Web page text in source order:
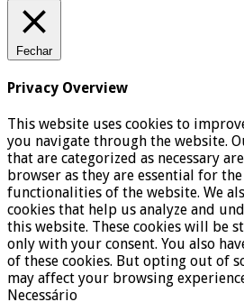
Fechar
Privacy Overview
This website uses cookies to
you navigate through the website.
that are categorized as necessary
browser as they are essential for
functionalities of the website. We
cookies that help us analyze and
this website. These cookies will be
only with your consent. You also
of these cookies. But opting out of
may affect your browsing
Necessário